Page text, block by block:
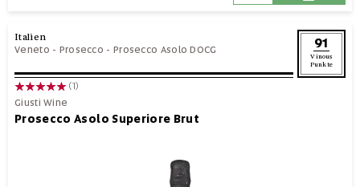
Italien
Veneto - Prosecco - Prosecco Asolo DOCG 91
Vinous
Punkte
(1)
Giusti Wine
Prosecco Asolo Superiore Brut